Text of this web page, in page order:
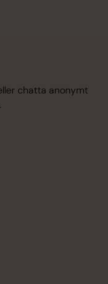
chatta anonymt